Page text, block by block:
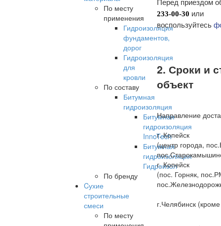
По месту
применения
Гидроизоляция
фундаментов,
дорог
Гидроизоляция
для
кровли
По составу
Битумная
гидроизоляция
Битумная
гидроизоляция
InnoTech
Битумная
гидроизоляция
Гидроизол
По бренду
Cухие
строительные
смеси
По месту
233-00-30 или
воспользуйтесь
2. Сроки и
объект
Направление
г. Копейск
(центр города,
г. Копейск
(пос. Горняк,
г.Челябинск